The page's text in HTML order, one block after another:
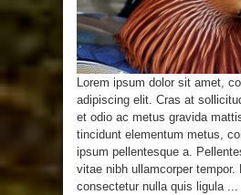
Lorem ipsum dolor sit amet,
adipiscing elit. Cras at
et odio ac metus gravida
tincidunt elementum metus,
ipsum pellentesque a.
vitae nibh ullamcorper tempor.
consectetur nulla quis ligula ...